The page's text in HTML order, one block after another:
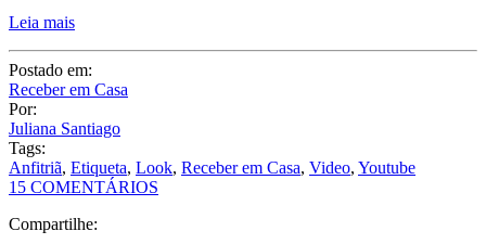
Leia mais
Postado em:
Receber em Casa
Por:
Juliana Santiago
Tags:
Anfitriã, Etiqueta, Look, Receber em Casa, Video, Youtube
15 COMENTÁRIOS
Compartilhe: